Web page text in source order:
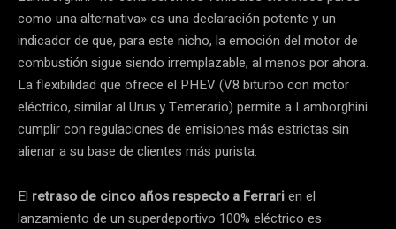
como una alternativa» es una declaración potente y un
indicador de que, para este nicho, la emoción del motor de
combustión sigue siendo irremplazable, al menos por ahora.
La flexibilidad que ofrece el PHEV (V8 biturbo con motor
eléctrico, similar al Urus y Temerario) permite a Lamborghini
cumplir con regulaciones de emisiones más estrictas sin
alienar a su base de clientes más purista.
El retraso de cinco años respecto a Ferrarien el
lanzamiento de un superdeportivo 100% eléctrico es